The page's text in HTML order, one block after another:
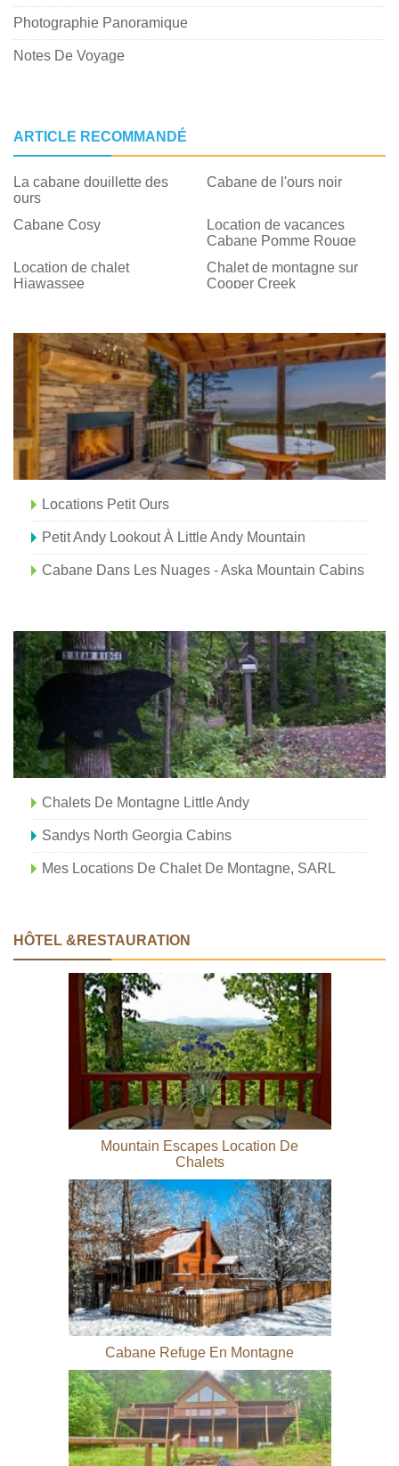
Photographie Panoramique
Notes De Voyage
ARTICLE RECOMMANDÉ
La cabane douillette des
ours
Cabane de l'ours noir
Cabane Cosy
Location de vacances
Cabane Pomme Rouge
Location de chalet
Hiawassee
Chalet de montagne sur
Cooper Creek
Locations Petit Ours
Petit Andy Lookout À Little Andy Mountain
Cabane Dans Les Nuages ​​- Aska Mountain Cabins
Chalets De Montagne Little Andy
Sandys North Georgia Cabins
Mes Locations De Chalet De Montagne, SARL
HÔTEL &RESTAURATION
Mountain Escapes Location De
Chalets
Cabane Refuge En Montagne